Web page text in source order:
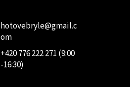
hotovebryle@gmail.c
om
+420 776 222 271 (9:00
-16:30)